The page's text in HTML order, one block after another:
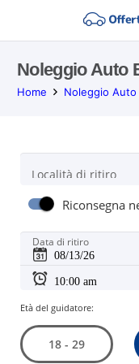
Noleggio Auto
Home Noleggio Auto
Località di ritiro
Riconsegna
Data di ritiro
Età del guidatore:
18 - 29